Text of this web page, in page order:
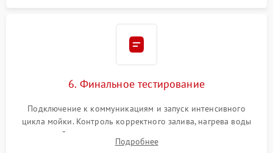
6. Финальное тестирование
Подключение к коммуникациям и запуск интенсивного
цикла мойки. Контроль корректного залива, нагрева воды
до нужной температуры, отсутствия посторонних шумов,
штатного слива и абсолютной сухости в поддоне.
Подробнее